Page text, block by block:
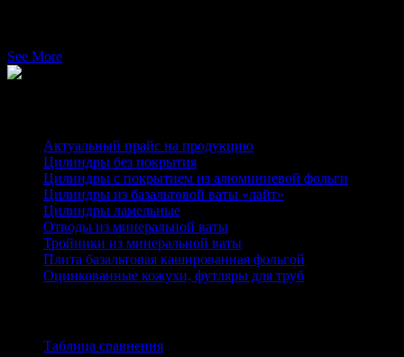
See More
Актуальный прайс на продукцию
Цилиндры без покрытия
Цилиндры с покрытием из алюминиевой фольги
Цилиндры из базальтовой ваты «лайт»
Цилиндры ламельные
Отводы из минеральной ваты
Тройники из минеральной ваты
Плита базальтовая кашированная фольгой
Оцинкованные кожухи, футляры для труб
Таблица сравнения